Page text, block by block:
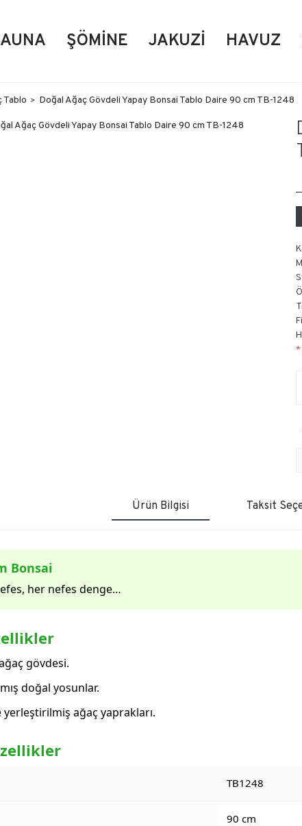
ŞÖMINE JAKUZI HAVUZ
Tablo Doğal Ağaç Gövdeli Yapay Bonsai Tablo Daire 90 cm TB-1248
*
Ürün Bilgisi Taksit
Bonsai
her nefes denge…
gövdesi.
doğal yosunlar.
yerleştirilmiş ağaç yaprakları.
TB1248
90 cm